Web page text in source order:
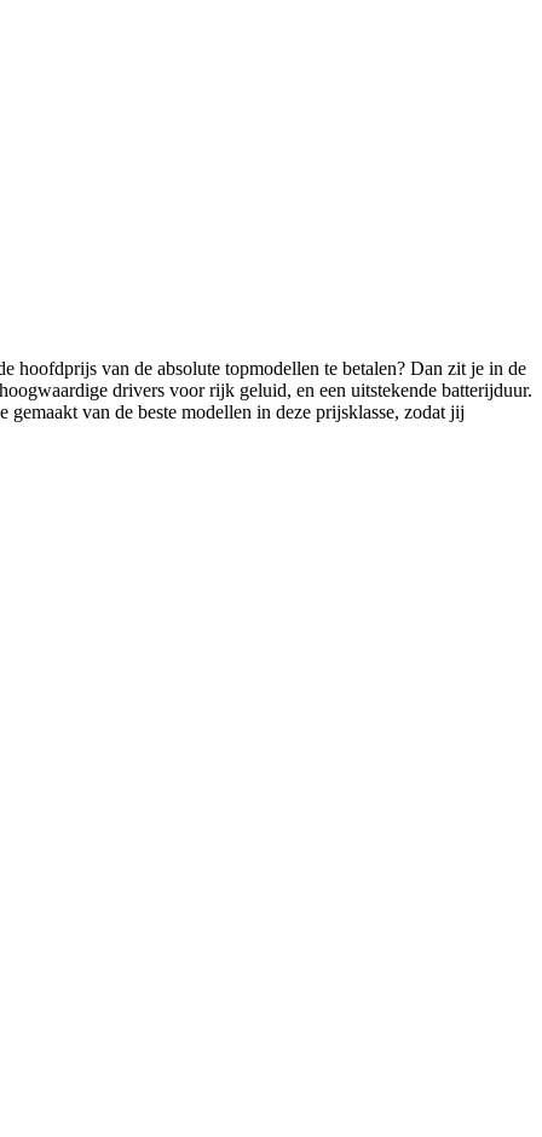
hoofdprijs van de absolute topmodellen te betalen? Dan zit je in de
drivers voor rijk geluid, en een uitstekende batterijduur.
gemaakt van de beste modellen in deze prijsklasse, zodat jij